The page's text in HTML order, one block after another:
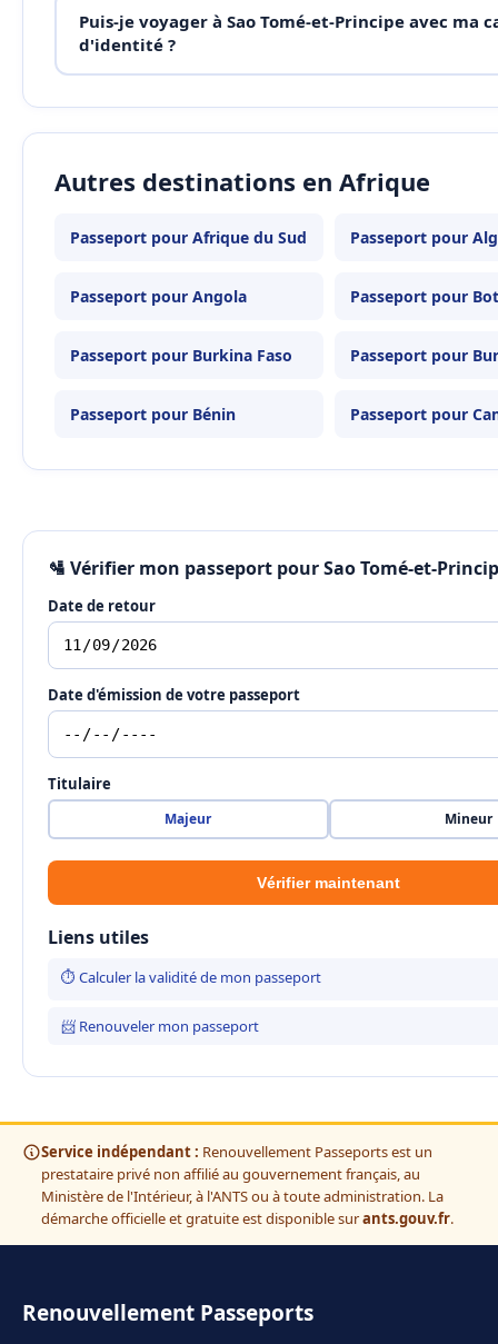
Puis-je voyager à Sao Tomé-et-Principe avec ma
d'identité ?
Autres destinations en Afrique
Passeport pour Afrique du Sud Passeport pour
Passeport pour Angola Passeport pour
Passeport pour Burkina Faso Passeport pour
Passeport pour Bénin Passeport pour
🛂 Vérifier mon passeport pour Sao Tomé-et-
Date de retour
Date d'émission de votre passeport
Titulaire
Majeur Mineur
Vérifier maintenant
Liens utiles
⏱ Calculer la validité de mon passeport
📨 Renouveler mon passeport
Service indépendant : Renouvellement Passeports est un
prestataire privé non affilié au gouvernement français, au
Ministère de l'Intérieur, à l'ANTS ou à toute administration. La
démarche officielle et gratuite est disponible surants.gouv.fr.
Renouvellement Passeports